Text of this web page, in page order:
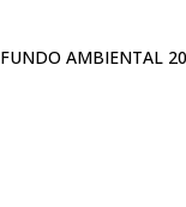
FUNDO AMBIENTAL